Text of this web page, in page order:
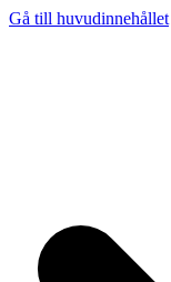
Gå till huvudinnehållet